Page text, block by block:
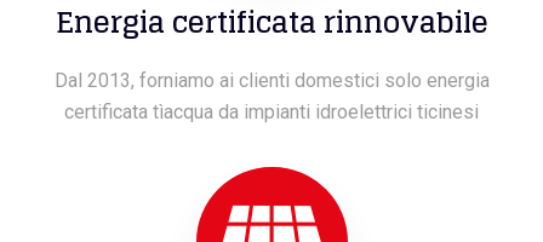
Energia certificata rinnovabile
Dal 2013, forniamo ai clienti domestici solo energia
certificata tìacqua da impianti idroelettrici ticinesi